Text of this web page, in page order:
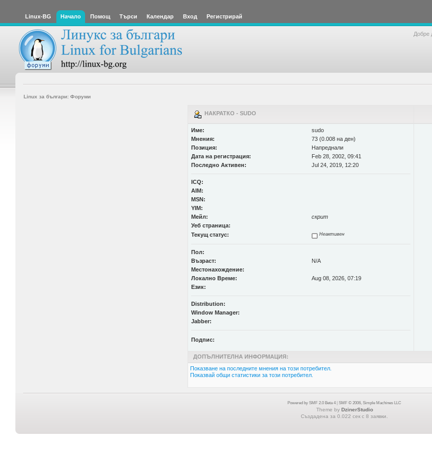
Linux-BG Начало Помощ Търси Календар Вход Регистрирай
Добре
Linux за българи: Форуми
НАКРАТКО - SUDO
Име:
sudo
Мнения:
73 (0.008 на ден)
Позиция:
Напреднали
Дата на регистрация:
Feb 28, 2002, 09:41
Последно Активен:
Jul 24, 2019, 12:20
ICQ:
AIM:
MSN:
YIM:
Мейл:
скрит
Уеб страница:
Текущ статус:
Неактивен
Пол:
Възраст:
N/A
Местонахождение:
Локално Време:
Aug 08, 2026, 07:19
Език:
Distribution:
Window Manager:
Jabber:
Подпис:
ДОПЪЛНИТЕЛНА ИНФОРМАЦИЯ:
Показване на последните мнения на този потребител.
Показвай общи статистики за този потребител.
Powered by SMF 2.0 Beta 4 SMF © 2006, Simple Machines LLC
Theme by DzinerStudio
Създадена за 0.022 сек с 8 заявки.